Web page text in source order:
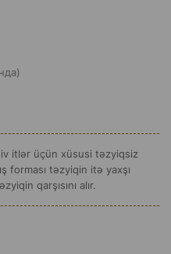
itlər üçün xüsusi təzyiqsiz
forması təzyiqin itə yaxşı
qarşısını alır.